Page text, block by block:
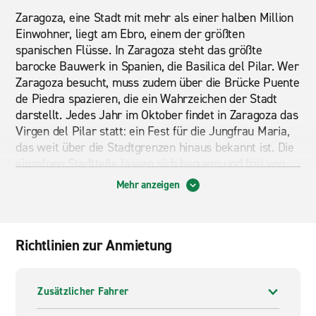
Zaragoza, eine Stadt mit mehr als einer halben Million
Einwohner, liegt am Ebro, einem der größten
spanischen Flüsse. In Zaragoza steht das größte
barocke Bauwerk in Spanien, die Basilica del Pilar. Wer
Zaragoza besucht, muss zudem über die Brücke Puente
de Piedra spazieren, die ein Wahrzeichen der Stadt
darstellt. Jedes Jahr im Oktober findet in Zaragoza das
Virgen del Pilar statt: ein Fest für die Jungfrau Maria,
das weit über die Stadtgrenzen hinaus bekannt ist. Die
einzelnen Stadtteile lassen sich bequem und frei von
Fahrplänen und Haltestellen mit dem Mietwagen
erreichen. Darüber hinaus stehen in der Stadt
Der Enterprise-Mietwagen bietet sich aber auch für
nach Borja. Dort befindet sich der Mittelpunkt einer der
wichtigsten Weinanbaugebiete auf der iberischen
Mehr anzeigen
Richtlinien zur Anmietung
Zusätzlicher Fahrer